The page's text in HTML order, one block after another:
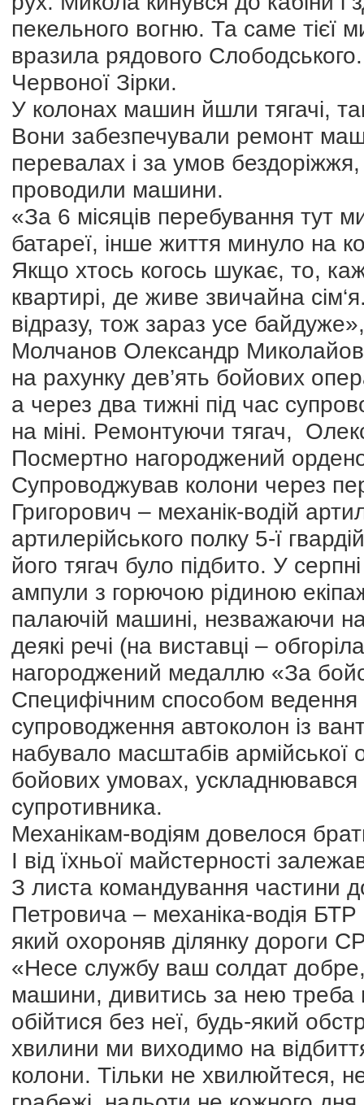
пекельного вогню. Та саме тієї
вразила рядового
Червоної Зірки.
У колонах машин йшли тягачі,
Вони забезпечували ремонт
перевалах і за умов
проводили машини.
«За 6 місяців перебування тут
батареї, інше життя минуло на
Якщо хтось когось шукає, то,
квартирі, де живе звичайна
відразу, тож зараз усе
Молчанов Олександр
на рахунку дев’ять бойових
а через два тижні під час
на міні. Ремонтуючи тягач,
Посмертно нагороджений
Супроводжував колони через
Григорович – механік-водій
артилерійського полку 5-ї
його тягач було підбито. У
ампули з горючою рідиною
палаючій машині, незважаючи
деякі речі (на виставці –
нагороджений медаллю «За
Специфічним способом ведення
супроводження автоколон із
набувало масштабів армійської
бойових умовах, ускладнювався
супротивника.
Механікам-водіям довелося
І від їхньої майстерності
З листа командування частини
Петровича – механіка-водія
який охороняв ділянку дороги
«Несе службу ваш солдат
машини, дивитись за нею треба
обійтися без неї, будь-який
хвилини ми виходимо на
колони. Тільки не хвилюйтеся,